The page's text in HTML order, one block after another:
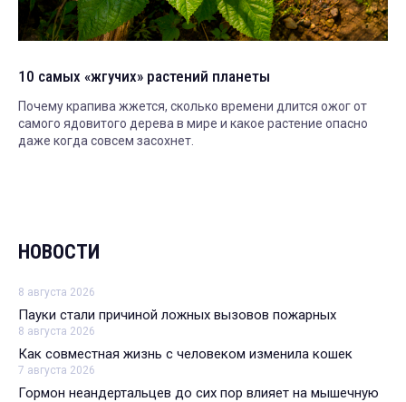
10 самых «жгучих» растений планеты
Почему крапива жжется, сколько времени длится ожог от
самого ядовитого дерева в мире и какое растение опасно
даже когда совсем засохнет.
НОВОСТИ
8 августа 2026
Пауки стали причиной ложных вызовов пожарных
8 августа 2026
Как совместная жизнь с человеком изменила кошек
7 августа 2026
Гормон неандертальцев до сих пор влияет на мышечную